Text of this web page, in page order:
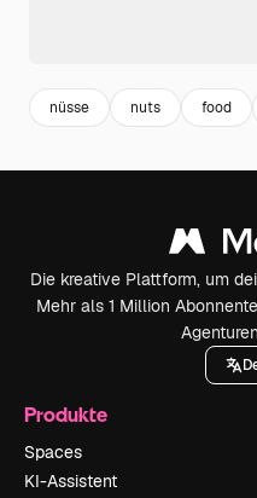
nüsse nuts food
Die kreative Plattform, um
Mehr als 1 Million
Produkte
Spaces
KI-Assistent